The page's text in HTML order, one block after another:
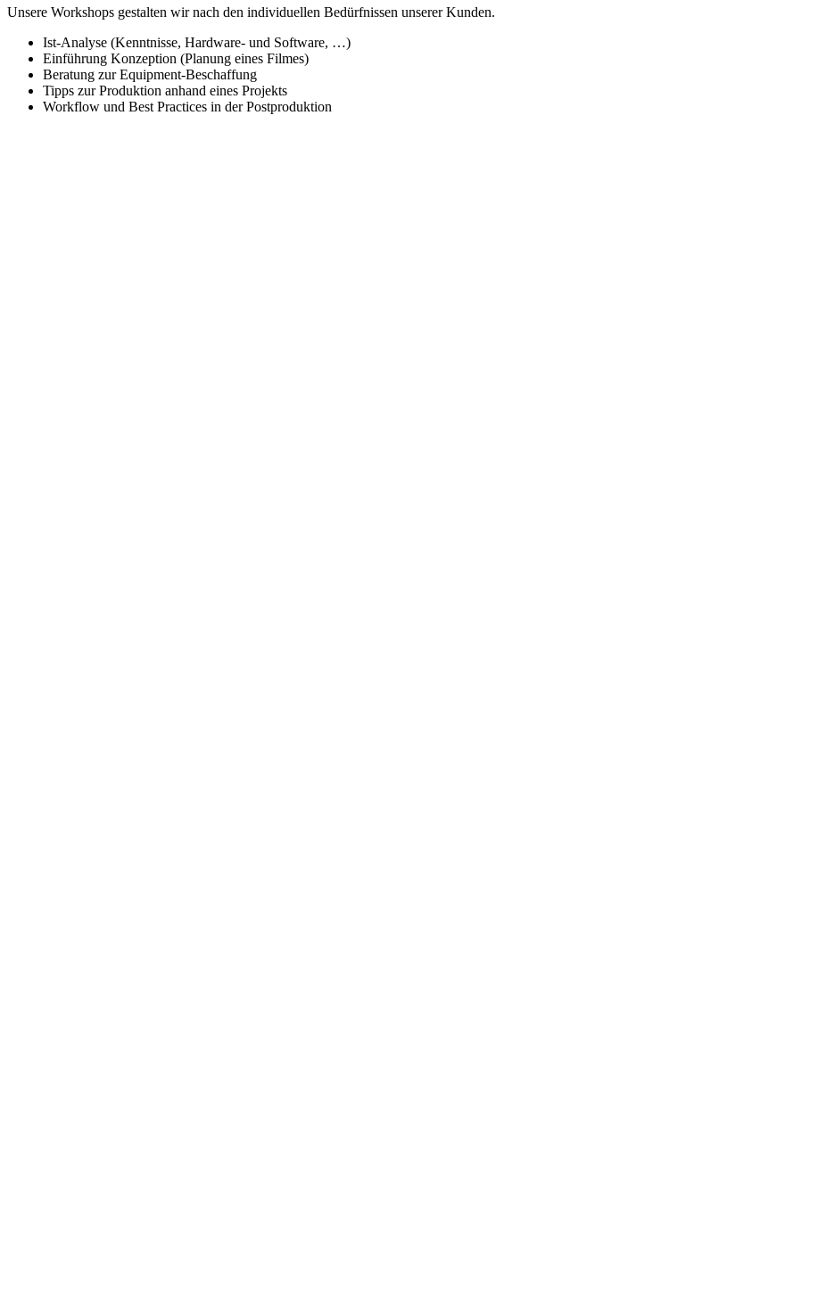
Unsere Workshops gestalten wir nach den individuellen Bedürfnissen unserer Kunden.
Ist-Analyse (Kenntnisse, Hardware- und Software, …)
Einführung Konzeption (Planung eines Filmes)
Beratung zur Equipment-Beschaffung
Tipps zur Produktion anhand eines Projekts
Workflow und Best Practices in der Postproduktion